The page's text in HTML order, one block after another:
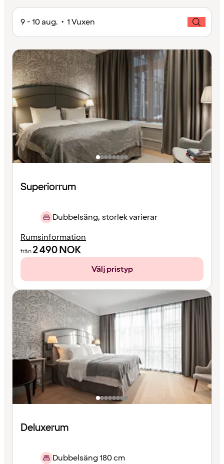
9 - 10 aug. • 1 Vuxen
Superiorrum
Dubbelsäng, storlek varierar
Rumsinformation
från2 490NOK
Välj pristyp
Deluxerum
Dubbelsäng 180 cm